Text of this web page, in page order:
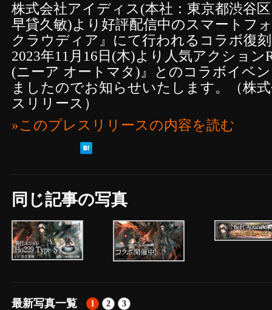
株式会社アイディス(本社：東京都渋谷
早貸久敏)より好評配信中のスマートフ
クラウディア』にて行われるコラボ復
2023年11月16日(木)より人気アクション
(ニーア オートマタ)』とのコラボイベ
ましたのでお知らせいたします。（株
スリリース）
»このプレスリリースの内容を読む
同じ記事の写真
最新写真一覧 1 2 3